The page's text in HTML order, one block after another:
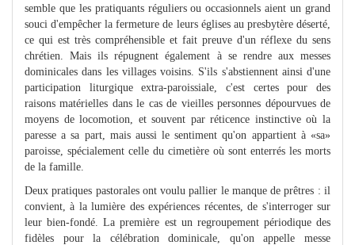
semble que les pratiquants réguliers ou occasionnels aient un grand
souci d'empêcher la fermeture de leurs églises au presbytère déserté,
ce qui est très compréhensible et fait preuve d'un réflexe du sens
chrétien. Mais ils répugnent également à se rendre aux messes
dominicales dans les villages voisins. S'ils s'abstiennent ainsi d'une
participation liturgique extra-paroissiale, c'est certes pour des
raisons matérielles dans le cas de vieilles personnes dépourvues de
moyens de locomotion, et souvent par réticence instinctive où la
paresse a sa part, mais aussi le sentiment qu'on appartient à «sa»
paroisse, spécialement celle du cimetière où sont enterrés les morts
de la famille.
Deux pratiques pastorales ont voulu pallier le manque de prêtres : il
convient, à la lumière des expériences récentes, de s'interroger sur
leur bien-fondé. La première est un regroupement périodique des
fidèles pour la célébration dominicale, qu'on appelle messe